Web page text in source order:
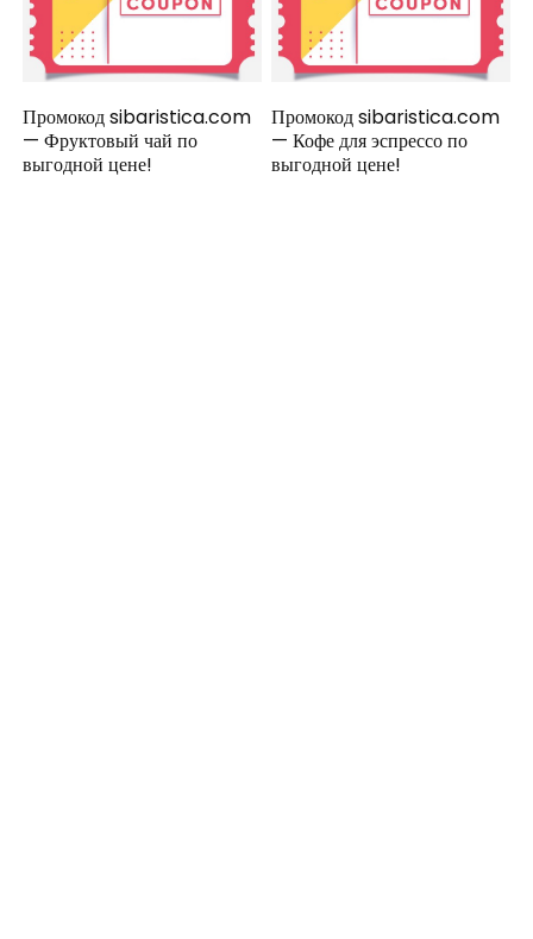
Промокод sibaristica.com
— Фруктовый чай по
выгодной цене!
Промокод sibaristica.com
— Кофе для эспрессо по
выгодной цене!